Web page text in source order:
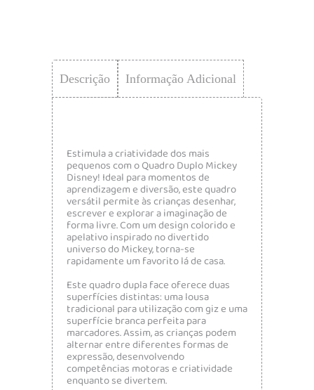
Descrição Informação Adicional
Estimula a criatividade dos mais
pequenos com o Quadro Duplo Mickey
Disney! Ideal para momentos de
aprendizagem e diversão, este quadro
versátil permite às crianças desenhar,
escrever e explorar a imaginação de
forma livre. Com um design colorido e
apelativo inspirado no divertido
universo do Mickey, torna-se
rapidamente um favorito lá de casa.
Este quadro dupla face oferece duas
superfícies distintas: uma lousa
tradicional para utilização com giz e uma
superfície branca perfeita para
marcadores. Assim, as crianças podem
alternar entre diferentes formas de
expressão, desenvolvendo
competências motoras e criatividade
enquanto se divertem.